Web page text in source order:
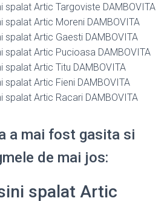
spalat Artic Targoviste DAMBOVITA
spalat Artic Moreni DAMBOVITA
spalat Artic Gaesti DAMBOVITA
spalat Artic Pucioasa DAMBOVITA
spalat Artic Titu DAMBOVITA
spalat Artic Fieni DAMBOVITA
spalat Artic Racari DAMBOVITA
a mai fost gasita si
de mai jos:
spalat Artic